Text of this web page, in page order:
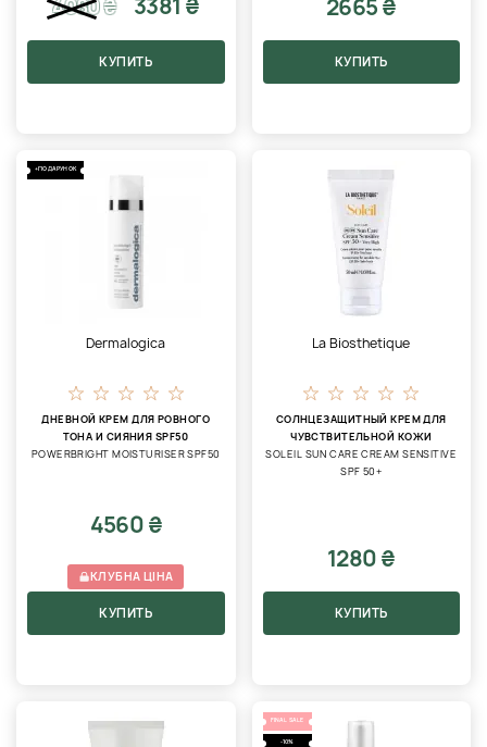
4080₴ 3381 ₴
КУПИТЬ
2665 ₴
КУПИТЬ
+ПОДАРУНОК
Dermalogica
ДНЕВНОЙ КРЕМ ДЛЯ РОВНОГО
ТОНА И СИЯНИЯ SPF50
POWERBRIGHT MOISTURISER SPF50
4560 ₴
КЛУБНА ЦІНА
КУПИТЬ
La Biosthetique
СОЛНЦЕЗАЩИТНЫЙ КРЕМ ДЛЯ
ЧУВСТВИТЕЛЬНОЙ КОЖИ
SOLEIL SUN CARE CREAM SENSITIVE
SPF 50+
1280 ₴
КУПИТЬ
FINAL SALE
-10%